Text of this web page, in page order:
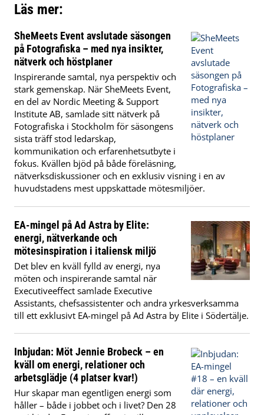
Läs mer:
SheMeets Event avslutade säsongen
på Fotografiska – med nya insikter,
nätverk och höstplaner
Inspirerande samtal, nya perspektiv och
stark gemenskap. När SheMeets Event,
en del av Nordic Meeting & Support
Institute AB, samlade sitt nätverk på
Fotografiska i Stockholm för säsongens
sista träff stod ledarskap,
kommunikation och erfarenhetsutbyte i
fokus. Kvällen bjöd på både föreläsning,
nätverksdiskussioner och en exklusiv visning i en av
huvudstadens mest uppskattade mötesmiljöer.
EA-mingel på Ad Astra by Elite:
energi, nätverkande och
mötesinspiration i italiensk miljö
Det blev en kväll fylld av energi, nya
möten och inspirerande samtal när
Executiveeffect samlade Executive
Assistants, chefsassistenter och andra yrkesverksamma
till ett exklusivt EA-mingel på Ad Astra by Elite i Södertälje.
Inbjudan: Möt Jennie Brobeck – en
kväll om energi, relationer och
arbetsglädje (4 platser kvar!)
Hur skapar man egentligen energi som
håller – både i jobbet och i livet? Den 28